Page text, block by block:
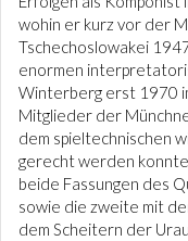
wohin er kurz vor der
Tschechoslowakei
enormen
Winterberg erst 1970
Mitglieder der
dem spieltechnischen
gerecht werden
beide Fassungen des
sowie die zweite mit
dem Scheitern der